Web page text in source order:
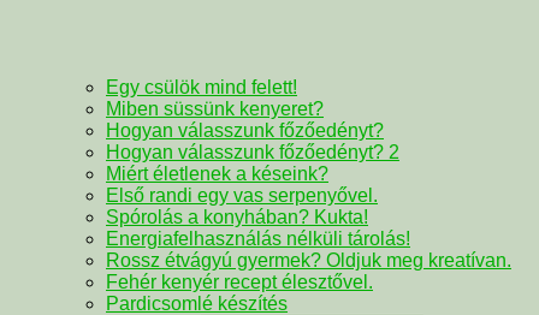
Egy csülök mind felett!
Miben süssünk kenyeret?
Hogyan válasszunk főzőedényt?
Hogyan válasszunk főzőedényt? 2
Miért életlenek a késeink?
Első randi egy vas serpenyővel.
Spórolás a konyhában? Kukta!
Energiafelhasználás nélküli tárolás!
Rossz étvágyú gyermek? Oldjuk meg kreatívan.
Fehér kenyér recept élesztővel.
Pardicsomlé készítés